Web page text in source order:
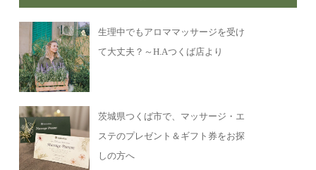
生理中でもアロママッサージを受け
て大丈夫？～H.Aつくば店より
茨城県つくば市で、マッサージ・エ
ステのプレゼント＆ギフト券をお探
しの方へ